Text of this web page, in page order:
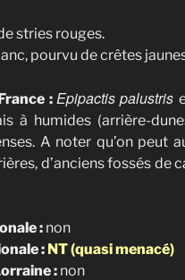
stries rouges.
pourvu de crêtes
:Epipactis palustris
à humides (arrière-
A noter qu’on peut
d’anciens fossés de
:non
: NT (quasi menacé)
:non